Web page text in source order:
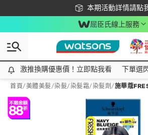
本期活動詳情請點
下載app最高回饋
屈臣氏線上服務
激推換購優惠價！立即點我看
激推換購優惠價！立即點我看 下單選
首頁/美體美髮/染髮/染髮霜/染髮劑 /施華蔻